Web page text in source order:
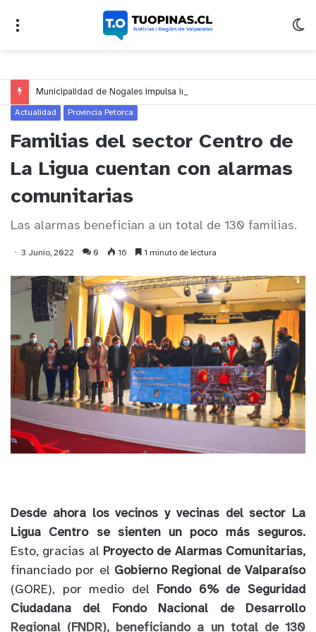
Actualidad Provincia Petorca
Familias del sector Centro de
La Ligua cuentan con alarmas
comunitarias
Las alarmas benefician a un total de 130 familias.
3 Junio, 2022 0 16 1 minuto de lectura
Desde ahora los vecinos y vecinas del sector La
Ligua Centro se sienten un poco más seguros.
Esto, gracias al Proyecto de Alarmas Comunitarias,
financiado por el Gobierno Regional de Valparaíso
(GORE), por medio del Fondo 6% de Seguridad
Ciudadana del Fondo Nacional de Desarrollo
Regional (FNDR), beneficiando a un total de 130